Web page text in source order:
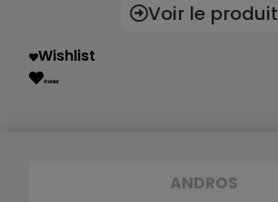
Voir le produit
Wishlist
Wishlist
ANDROS